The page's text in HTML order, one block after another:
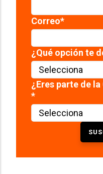
Correo*
¿Qué opción te
¿Eres parte de
*